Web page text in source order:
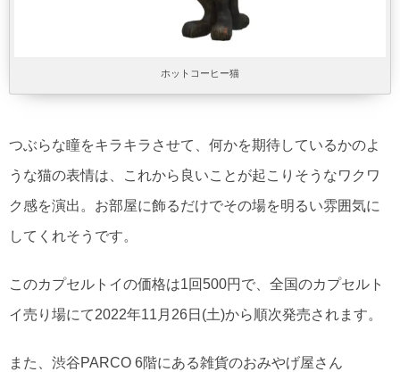
ホットコーヒー猫
つぶらな瞳をキラキラさせて、何かを期待しているかのよ
うな猫の表情は、これから良いことが起こりそうなワクワ
ク感を演出。お部屋に飾るだけでその場を明るい雰囲気に
してくれそうです。
このカプセルトイの価格は1回500円で、全国のカプセルト
イ売り場にて2022年11月26日(土)から順次発売されます。
また、渋谷PARCO 6階にある雑貨のおみやげ屋さん